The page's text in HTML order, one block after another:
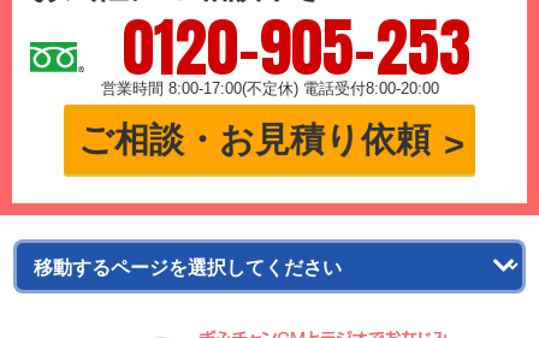
0120-905-253
営業時間 8:00-17:00(不定休) 電話受付8:00-20:00
ご相談・お見積り依頼